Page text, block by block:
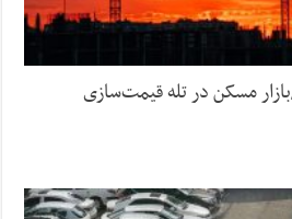
مسکن در تله قیمت‌سازی